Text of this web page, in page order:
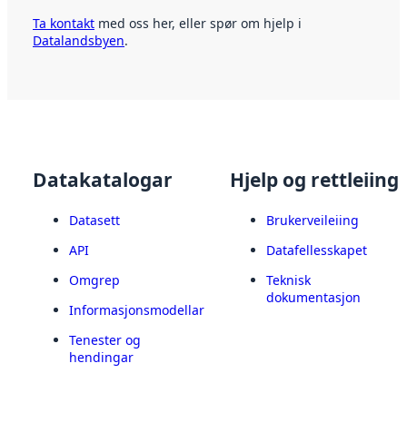
Ta kontakt med oss her, eller spør om hjelp i
Datalandsbyen.
Datakatalogar
Datasett
API
Omgrep
Informasjonsmodellar
Tenester og
hendingar
Hjelp og rettleiing
Brukerveileiing
Datafellesskapet
Teknisk
dokumentasjon